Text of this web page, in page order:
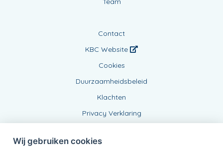
Contact
KBC Website
Cookies
Duurzaamheidsbeleid
Klachten
Privacy Verklaring
Wij gebruiken cookies